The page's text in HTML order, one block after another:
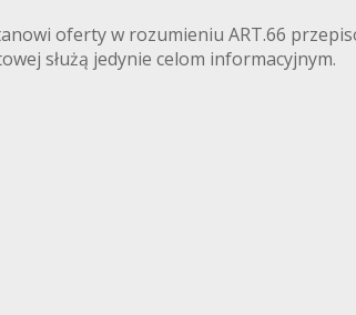
oferty w rozumieniu ART.66
służą jedynie celom informacyjnym.